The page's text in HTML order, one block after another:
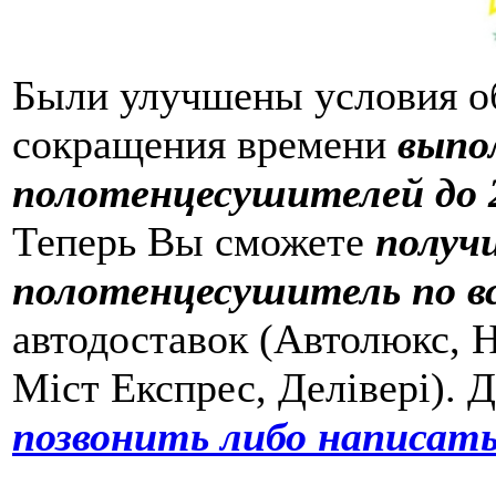
Были улучшены условия
сокращения времени
полотенцесушителей до
Теперь Вы сможете
полотенцесушитель по
автодоставок
Міст Експрес, Делівері).
позвонить либо